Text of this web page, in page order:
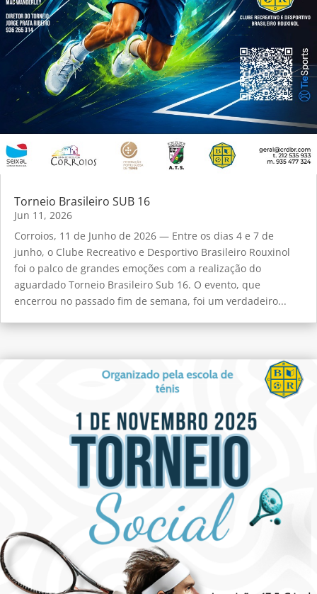
Torneio Brasileiro SUB 16
Jun 11, 2026
Corroios, 11 de Junho de 2026 — Entre os dias 4 e 7 de
junho, o Clube Recreativo e Desportivo Brasileiro Rouxinol
foi o palco de grandes emoções com a realização do
aguardado Torneio Brasileiro Sub 16. O evento, que
encerrou no passado fim de semana, foi um verdadeiro...